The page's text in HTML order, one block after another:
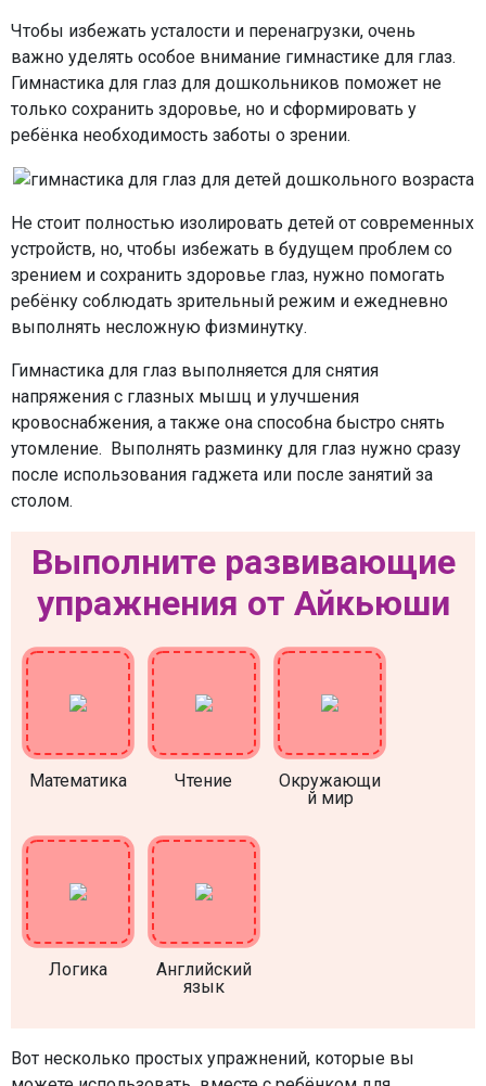
Чтобы избежать усталости и перенагрузки, очень
важно уделять особое внимание гимнастике для глаз.
Гимнастика для глаз для дошкольников поможет не
только сохранить здоровье, но и сформировать у
ребёнка необходимость заботы о зрении.
Не стоит полностью изолировать детей от современных
устройств, но, чтобы избежать в будущем проблем со
зрением и сохранить здоровье глаз, нужно помогать
ребёнку соблюдать зрительный режим и ежедневно
выполнять несложную физминутку.
Гимнастика для глаз выполняется для снятия
напряжения с глазных мышц и улучшения
кровоснабжения, а также она способна быстро снять
утомление. Выполнять разминку для глаз нужно сразу
после использования гаджета или после занятий за
столом.
Выполните развивающие
упражнения от Айкьюши
Математика Чтение
Окружающи
й мир
Логика
Английский
язык
Вот несколько простых упражнений, которые вы